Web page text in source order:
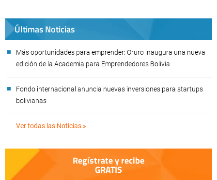
Últimas Noticias
Más oportunidades para emprender: Oruro inaugura una nueva
edición de la Academia para Emprendedores Bolivia
Fondo internacional anuncia nuevas inversiones para startups
bolivianas
Ver todas las Noticias »
Regístrate y recibe
GRATIS